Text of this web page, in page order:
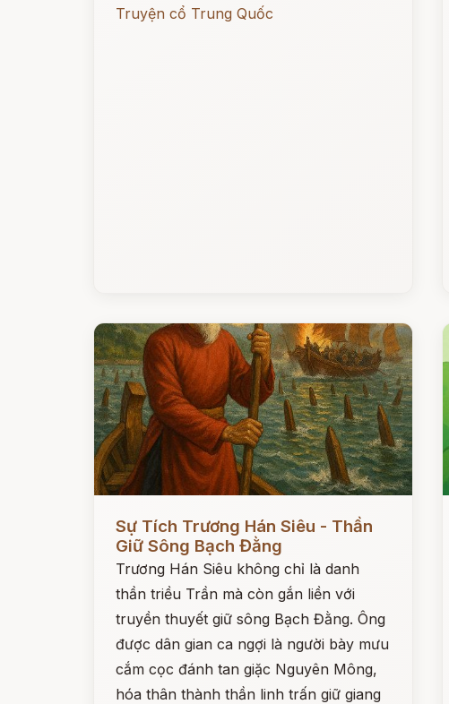
Truyện cổ Trung Quốc
Sự Tích Trương Hán Siêu - Thần
Giữ Sông Bạch Đằng
Trương Hán Siêu không chỉ là danh
thần triều Trần mà còn gắn liền với
truyền thuyết giữ sông Bạch Đằng. Ông
được dân gian ca ngợi là người bày mưu
cắm cọc đánh tan giặc Nguyên Mông,
hóa thân thành thần linh trấn giữ giang